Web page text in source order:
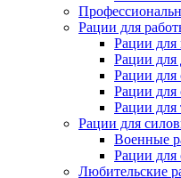
Рации для
Рации для
Рации для
Рации для
Рации для
Рации для
Рации для
Военные
Рации для
Любительские